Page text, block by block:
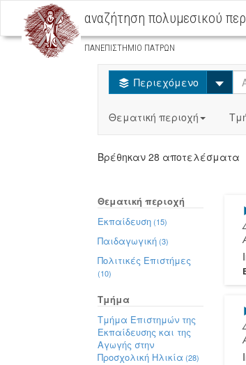
αναζήτηση πολυμεσικού
ΠΑΝΕΠΙΣΤΗΜΙΟ ΠΑΤΡΩΝ
Περιεχόμενο
Θεματική περιοχή
Βρέθηκαν 28 αποτελέσματα
Θεματική περιοχή
Εκπαίδευση(15)
Παιδαγωγική(3)
Πολιτικές Επιστήμες
(10)
Τμήμα
Τμήμα Επιστημών της
Εκπαίδευσης και της
Αγωγής στην
Προσχολική Ηλικία (28)